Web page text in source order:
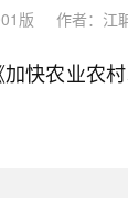
版 作者：江
加快农业农